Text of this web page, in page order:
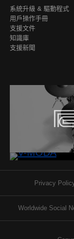
系統升級 & 驅動程式
用戶操作手冊
支援文件
知識庫
支援新聞
Privacy
Worldwide Social